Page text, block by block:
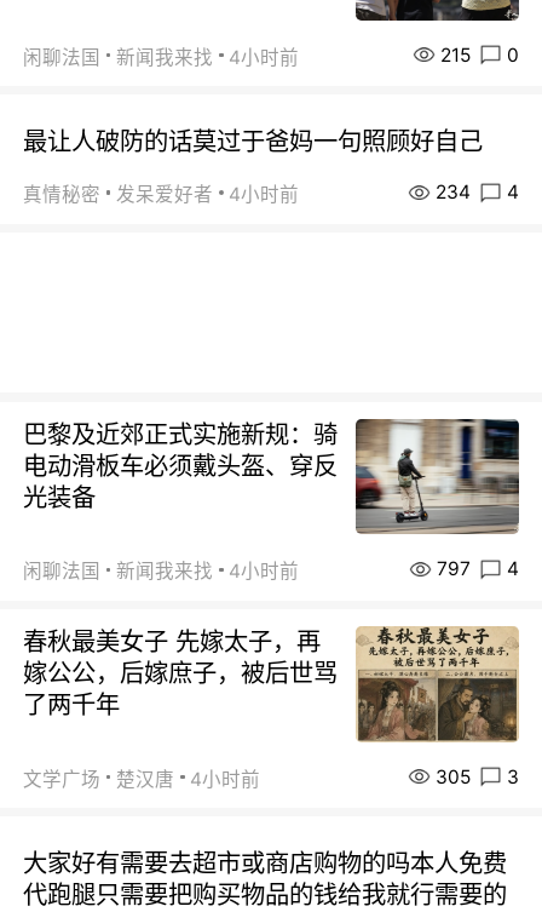
闲聊法国 新闻我来找 4小时前 215 0
最让人破防的话莫过于爸妈一句照顾好自己
真情秘密 发呆爱好者 4小时前 234 4
巴黎及近郊正式实施新规：骑
电动滑板车必须戴头盔、穿反
光装备
闲聊法国 新闻我来找 4小时前 797 4
春秋最美女子 先嫁太子，再
嫁公公，后嫁庶子，被后世骂
了两千年
文学广场 楚汉唐 4小时前 305 3
大家好有需要去超市或商店购物的吗本人免费
代跑腿只需要把购买物品的钱给我就行需要的